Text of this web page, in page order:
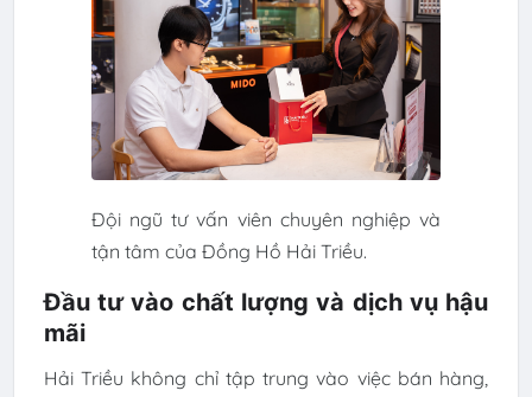
Đội ngũ tư vấn viên chuyên nghiệp và
tận tâm của Đồng Hồ Hải Triều.
Đầu tư vào chất lượng và dịch vụ hậu
mãi
Hải Triều không chỉ tập trung vào việc bán hàng,